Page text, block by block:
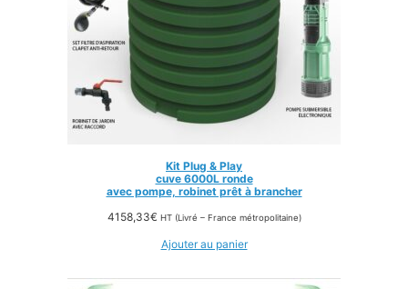
Kit Plug & Play
cuve 6000L ronde
avec pompe, robinet prêt à brancher
4158,33€ HT (Livré – France métropolitaine)
Ajouter au panier